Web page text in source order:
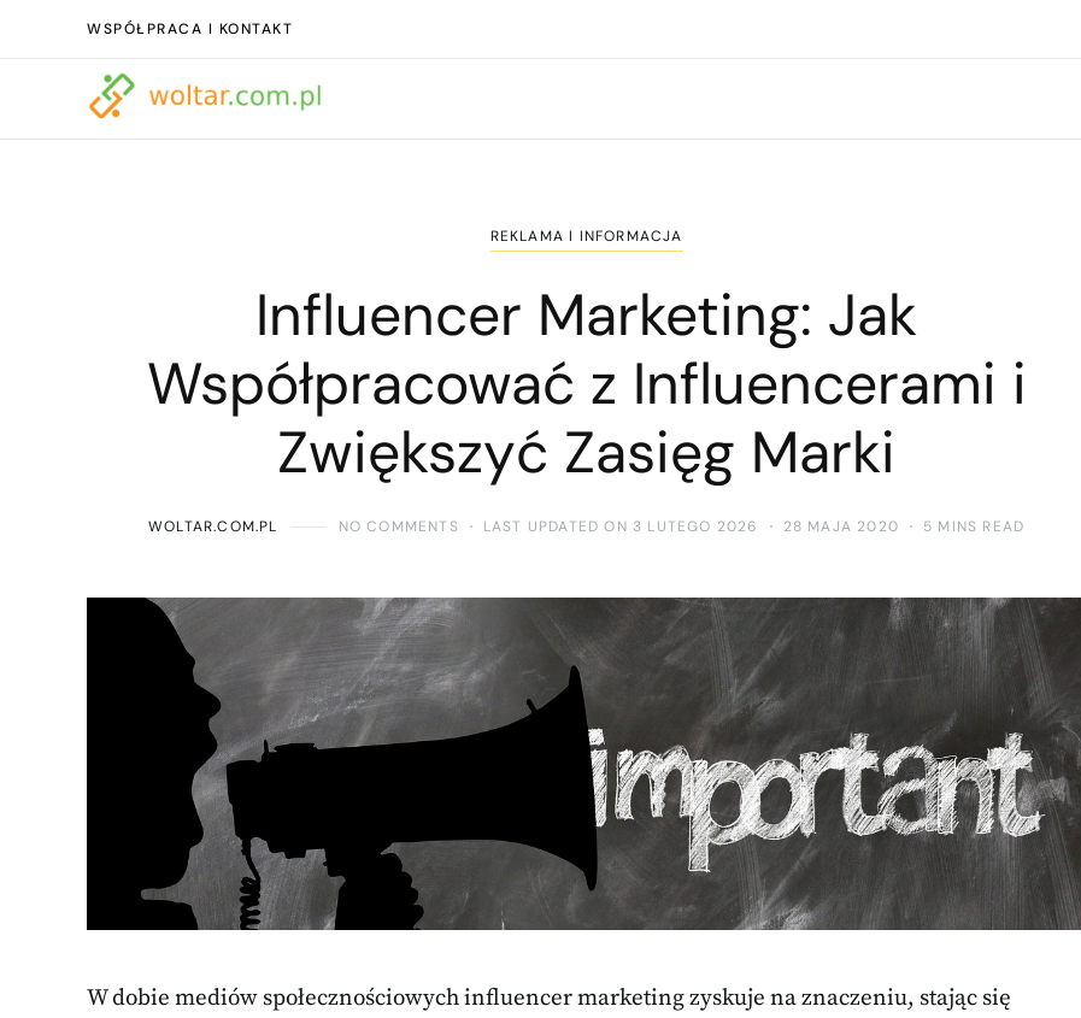
WSPÓŁPRACA I KONTAKT
REKLAMA I INFORMACJA
Influencer Marketing: Jak
Współpracować z Influencerami i
Zwiększyć Zasięg Marki
WOLTAR.COM.PL NO COMMENTS LAST UPDATED ON 3 LUTEGO 2026 28 MAJA 2020 5 MINS READ
W dobie mediów społecznościowych influencer marketing zyskuje na znaczeniu, stając się